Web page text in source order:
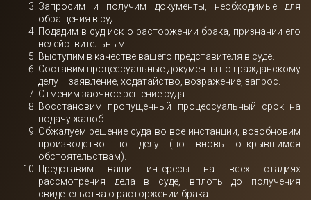
Запросим и получим документы, необходимые для
обращения в суд.
Подадим в суд иск о расторжении брака, признании его
недействительным.
Выступим в качестве вашего представителя в суде.
Составим процессуальные документы по гражданскому
делу – заявление, ходатайство, возражение, запрос.
Отменим заочное решение суда.
Восстановим пропущенный процессуальный срок на
подачу жалоб.
Обжалуем решение суда во все инстанции, возобновим
производство по делу (по вновь открывшимся
обстоятельствам).
Представим ваши интересы на всех стадиях
рассмотрения дела в суде, вплоть до получения
свидетельства о расторжении брака.